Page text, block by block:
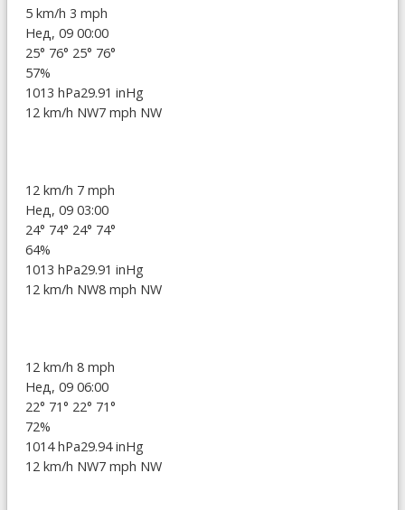
5 km/h 3 mph
Нед, 09 00:00
25° 76° 25° 76°
57%
1013 hPa29.91 inHg
12 km/h NW7 mph NW
12 km/h 7 mph
Нед, 09 03:00
24° 74° 24° 74°
64%
1013 hPa29.91 inHg
12 km/h NW8 mph NW
12 km/h 8 mph
Нед, 09 06:00
22° 71° 22° 71°
72%
1014 hPa29.94 inHg
12 km/h NW7 mph NW